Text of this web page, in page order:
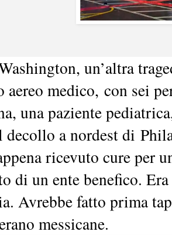
, un’altra
aereo medico, con sei
una paziente pediatrica
a nordest di
ricevuto cure per
di un ente benefico.
Avrebbe fatto prima
messicane.